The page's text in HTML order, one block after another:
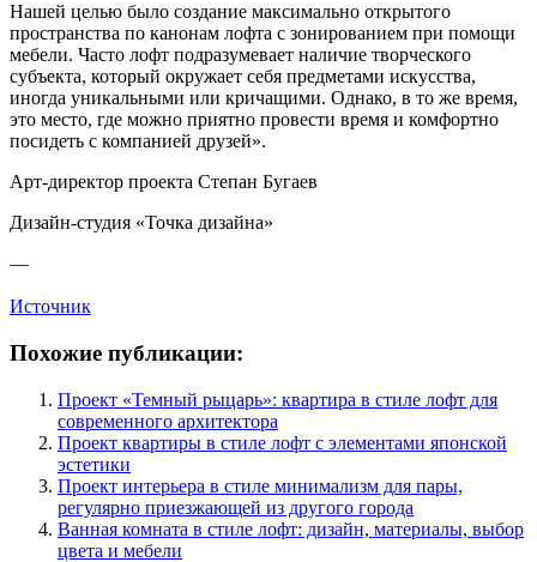
Нашей целью было создание максимально открытого
пространства по канонам лофта с зонированием при помощи
мебели. Часто лофт подразумевает наличие творческого
субъекта, который окружает себя предметами искусства,
иногда уникальными или кричащими. Однако, в то же время,
это место, где можно приятно провести время и комфортно
посидеть с компанией друзей».
Арт-директор проекта Степан Бугаев
Дизайн-студия «Точка дизайна»
—
Источник
Похожие публикации:
Проект «Темный рыцарь»: квартира в стиле лофт для
современного архитектора
Проект квартиры в стиле лофт с элементами японской
эстетики
Проект интерьера в стиле минимализм для пары,
регулярно приезжающей из другого города
Ванная комната в стиле лофт: дизайн, материалы, выбор
цвета и мебели